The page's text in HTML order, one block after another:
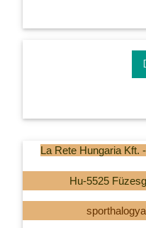
La Rete Hungaria Kft.
Hu-5525